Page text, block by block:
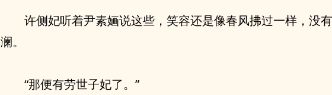
许侧妃听着尹素婳说这些，笑容还是像春风拂过一样，没
澜。
“那便有劳世子妃了。”